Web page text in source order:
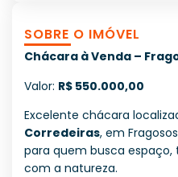
SOBRE O IMÓVEL
Chácara à Venda –
Valor: R$ 550.000,00
Excelente chácara
Corredeiras, em
para quem busca
com a natureza.